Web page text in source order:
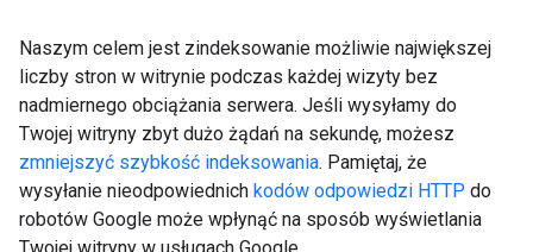
Naszym celem jest zindeksowanie możliwie największej
liczby stron w witrynie podczas każdej wizyty bez
nadmiernego obciążania serwera. Jeśli wysyłamy do
Twojej witryny zbyt dużo żądań na sekundę, możesz
zmniejszyć szybkość indeksowania. Pamiętaj, że
wysyłanie nieodpowiednich kodów odpowiedzi HTTP do
robotów Google może wpłynąć na sposób wyświetlania